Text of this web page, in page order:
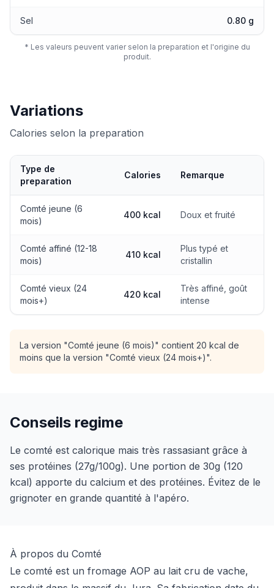
Sel 0.80 g
* Les valeurs peuvent varier selon la preparation et l'origine du
produit.
Variations
Calories selon la preparation
Type de
preparation
Calories Remarque
Comté jeune (6
mois)
400 kcal Doux et fruité
Comté affiné (12-18
mois)
410 kcal
Plus typé et
cristallin
Comté vieux (24
mois+)
420 kcal
Très affiné, goût
intense
La version "Comté jeune (6 mois)" contient 20 kcal de
moins que la version "Comté vieux (24 mois+)".
Conseils regime
Le comté est calorique mais très rassasiant grâce à
ses protéines (27g/100g). Une portion de 30g (120
kcal) apporte du calcium et des protéines. Évitez de le
grignoter en grande quantité à l'apéro.
À propos du Comté
Le comté est un fromage AOP au lait cru de vache,